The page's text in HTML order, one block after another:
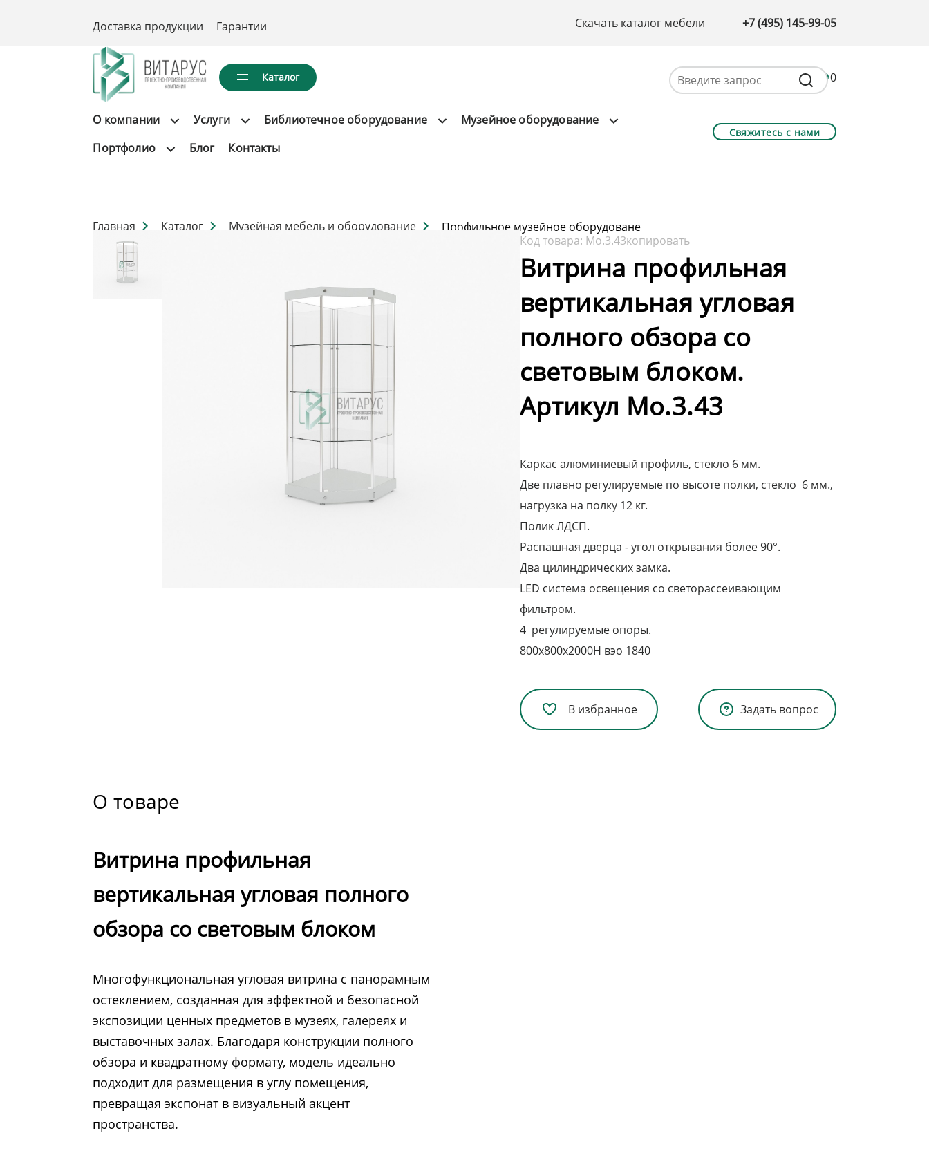
Доставка продукции Гарантии Скачать каталог мебели +7 (495) 145-99-05
Каталог 0
О компании Услуги Библиотечное оборудование
Музейное оборудование
Портфолио
Блог Контакты
Свяжитесь с нами
Главная Каталог Музейная мебель и оборудование
Профильное музейное оборудоване
Код товара: Мо.3.43копировать
Витрина профильная
вертикальная угловая
полного обзора со
световым блоком.
Артикул Мо.3.43
Каркас алюминиевый профиль, стекло 6 мм.
Две плавно регулируемые по высоте полки, стекло 6 мм.,
нагрузка на полку 12 кг.
Полик ЛДСП.
Распашная дверца - угол открывания более 90°.
Два цилиндрических замка.
LED система освещения со светорассеивающим
фильтром.
4 регулируемые опоры.
800x800x2000H вэо 1840
В избранное Задать вопрос
О товаре
Витрина профильная
вертикальная угловая полного
обзора со световым блоком
Многофункциональная угловая витрина с панорамным
остеклением, созданная для эффектной и безопасной
экспозиции ценных предметов в музеях, галереях и
выставочных залах. Благодаря конструкции полного
обзора и квадратному формату, модель идеально
подходит для размещения в углу помещения,
превращая экспонат в визуальный акцент
пространства.